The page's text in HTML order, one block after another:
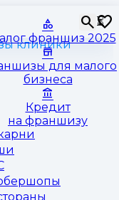
⏳
франшиз 2025
для малого
бизнеса
Кредит
на франшизу
клиники